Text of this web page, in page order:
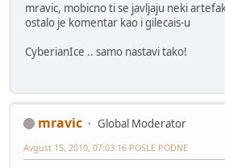
mravic, mobicno ti se javljaju neki
ostalo je komentar kao i gilecais-u
CyberianIce .. samo nastavi tako!
mravic
Global Moderator
Avgust 15, 2010, 07:03:16 POSLE PODNE